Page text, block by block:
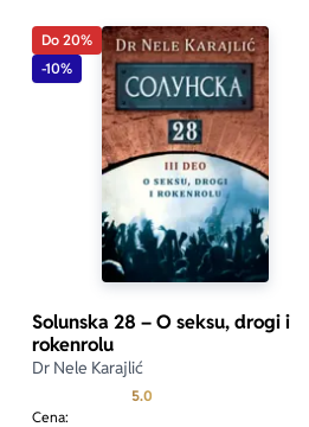
Do 20%
-10%
Solunska 28 – O seksu, drogi i
rokenrolu
Dr Nele Karajlić
5.0
Cena: